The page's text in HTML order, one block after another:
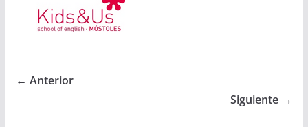
← Anterior
Siguiente →